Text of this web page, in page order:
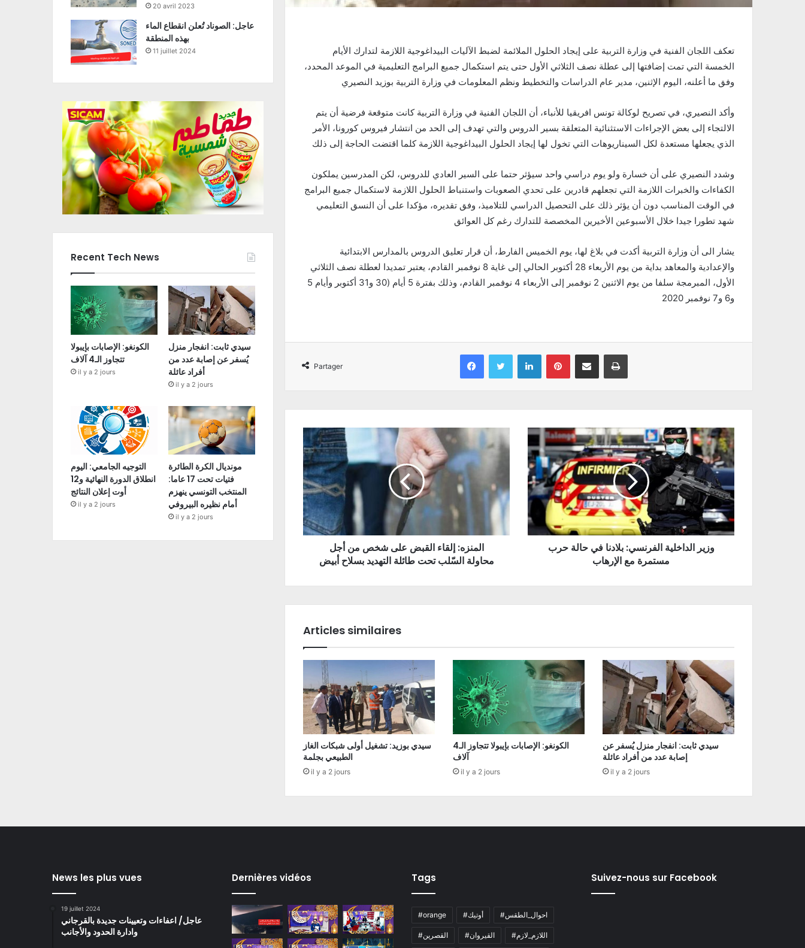
تعكف اللجان الفنية في وزارة التربية على إيجاد الحلول الملائمة لضبط الآليات البيداغوجية اللازمة لتدارك الأيام
الخمسة التي تمت إضافتها إلى عطلة نصف الثلاثي الأول حتى يتم استكمال جميع البرامج التعليمية في الموعد المحدد،
وفق ما أعلنه، اليوم الإثنين، مدير عام الدراسات والتخطيط ونظم المعلومات في وزارة التربية بوزيد النصيري
وأكد النصيري، في تصريح لوكالة تونس افريقيا للأنباء، أن اللجان الفنية في وزارة التربية كانت متوقعة فرضية أن يتم
الالتجاء إلى بعض الإجراءات الاستثنائية المتعلقة بسير الدروس والتي تهدف إلى الحد من انتشار فيروس كورونا، الأمر
الذي يجعلها مستعدة لكل السيناريوهات التي تخول لها إيجاد الحلول البيداغوجية اللازمة كلما اقتضت الحاجة إلى ذلك
وشدد النصيري على أن خسارة ولو يوم دراسي واحد سيؤثر حتما على السير العادي للدروس، لكن المدرسين يملكون
الكفاءات والخبرات اللازمة التي تجعلهم قادرين على تحدي الصعوبات واستنباط الحلول اللازمة لاستكمال جميع البرامج
في الوقت المناسب دون أن يؤثر ذلك على التحصيل الدراسي للتلاميذ، وفق تقديره، مؤكدا على أن النسق التعليمي
شهد تطورا جيدا خلال الأسبوعين الأخيرين المخصصة للتدارك رغم كل العوائق
يشار الى أن وزارة التربية أكدت في بلاغ لها، يوم الخميس الفارط، أن قرار تعليق الدروس بالمدارس الابتدائية
والإعدادية والمعاهد بداية من يوم الأربعاء 28 أكتوبر الحالي إلى غاية 8 نوفمبر القادم، يعتبر تمديدا لعطلة نصف الثلاثي
الأول، المبرمجة سلفا من يوم الاثنين 2 نوفمبر إلى الأربعاء 4 نوفمبر القادم، وذلك بفترة 5 أيام (30 و31 أكتوبر وأيام 5
و6 و7 نوفمبر 2020
Partager
Facebook Twitter Linkedin Pinterest Partager par email Imprimer
المنزه: إلقاء القبض على شخص من أجل
محاولة السّلب تحت طائلة التهديد بسلاح أبيض
وزير الداخلية الفرنسي: بلادنا في حالة حرب
مستمرة مع الإرهاب
Articles similaires
سيدي بوزيد: تشغيل أولى شبكات الغاز
الطبيعي بجلمة
il y a 2 jours
الكونغو: الإصابات بإيبولا تتجاوز الـ4
آلاف
il y a 2 jours
سيدي ثابت: انفجار منزل يُسفر عن
إصابة عدد من أفراد عائلة
il y a 2 jours
20 avril 2023
عاجل: الصوناد تُعلن انقطاع الماء
بهذه المنطقة
11 juillet 2024
Recent Tech News
الكونغو: الإصابات بإيبولا
تتجاوز الـ4 آلاف
il y a 2 jours
سيدي ثابت: انفجار منزل
يُسفر عن إصابة عدد من
أفراد عائلة
il y a 2 jours
التوجيه الجامعي: اليوم
انطلاق الدورة النهائية و12
أوت إعلان النتائج
il y a 2 jours
مونديال الكرة الطائرة
فتيات تحت 17 عاما:
المنتخب التونسي ينهزم
أمام نظيره البيروفي
il y a 2 jours
News les plus vues
19 juillet 2024
عاجل/ اعفاءات وتعيينات جديدة بالقرجاني
وادارة الحدود والأجانب
Dernières vidéos Tags
#orange #أوتيك #احوال_الطقس
#القصرين #القيروان #اللازم_لازم
Suivez-nous sur Facebook